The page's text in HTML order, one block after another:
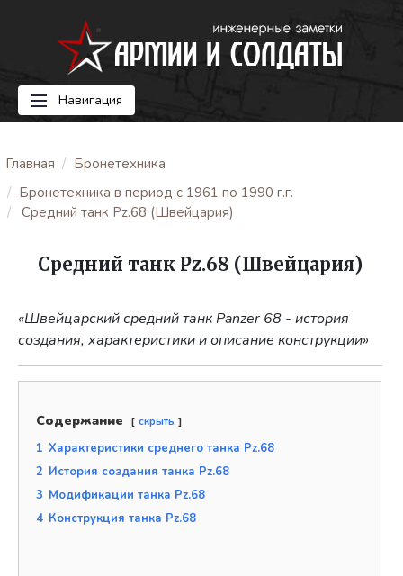
Навигация
Главная
Бронетехника
Бронетехника в период с 1961 по 1990 г.г.
Средний танк Pz.68 (Швейцария)
Средний танк Pz.68 (Швейцария)
«Швейцарский средний танк Panzer 68 - история
создания, характеристики и описание конструкции»
Содержание скрыть
1 Характеристики среднего танка Pz.68
2 История создания танка Pz.68
3 Модификации танка Pz.68
4 Конструкция танка Pz.68